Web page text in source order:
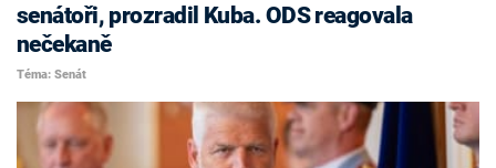
senátoři, prozradil Kuba. ODS reagovala
nečekaně
Téma: Senát